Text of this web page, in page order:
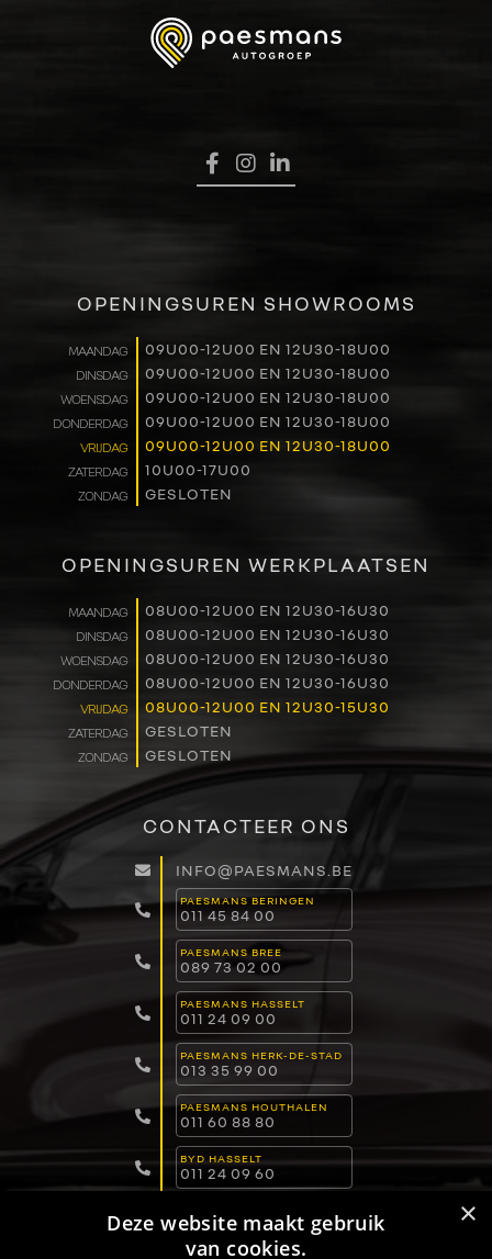
RENAULT PRO+
NAVERKOOP
VERHUUR
NIEUWS
OVER ONS
WERKEN BIJ
CONTACT
OPENINGSUREN SHOWROOMS
MAANDAG 09U00-12U00 EN 12U30-18U00
DINSDAG 09U00-12U00 EN 12U30-18U00
WOENSDAG 09U00-12U00 EN 12U30-18U00
DONDERDAG 09U00-12U00 EN 12U30-18U00
VRIJDAG 09U00-12U00 EN 12U30-18U00
ZATERDAG 10U00-17U00
ZONDAG GESLOTEN
OPENINGSUREN WERKPLAATSEN
MAANDAG 08U00-12U00 EN 12U30-16U30
DINSDAG 08U00-12U00 EN 12U30-16U30
WOENSDAG 08U00-12U00 EN 12U30-16U30
DONDERDAG 08U00-12U00 EN 12U30-16U30
VRIJDAG 08U00-12U00 EN 12U30-15U30
ZATERDAG GESLOTEN
ZONDAG GESLOTEN
CONTACTEER ONS
INFO@PAESMANS.BE
PAESMANS BERINGEN
011 45 84 00
PAESMANS BREE
089 73 02 00
PAESMANS HASSELT
011 24 09 00
PAESMANS HERK-DE-STAD
013 35 99 00
PAESMANS HOUTHALEN
011 60 88 80
BYD HASSELT
011 24 09 60
011 15 04 00 ×
Deze website maakt gebruik
van cookies.